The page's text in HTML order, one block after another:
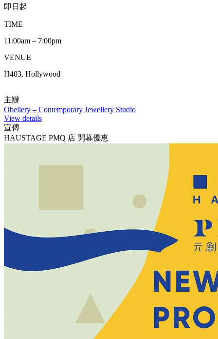
即日起
TIME
11:00am – 7:00pm
VENUE
H403, Hollywood
主辦
Obellery – Contemporary Jewellery Studio
View details
宣傳
HAUSTAGE PMQ 店 開幕優恵